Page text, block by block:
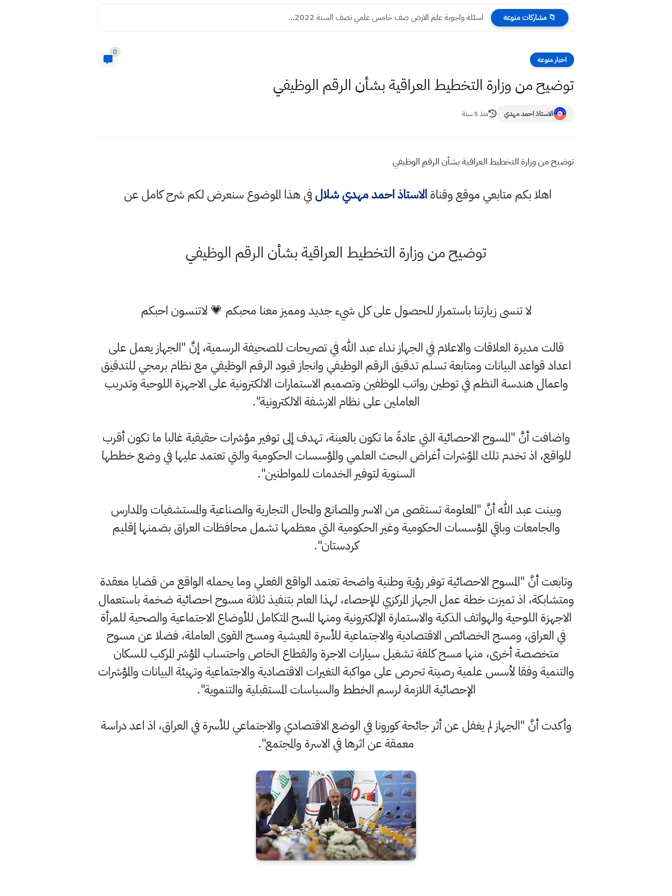
📁 مشاركات منوعه اسئلة واجوبة علم الارض صف خامس علمي نصف السنة 2022...
اخبار منوعه
0
توضيح من وزارة التخطيط العراقية بشأن الرقم الوظيفي
الاستاذ احمد مهدي منذ 5 سنة
توضيح من وزارة التخطيط العراقية بشأن الرقم الوظيفي
اهلا بكم متابعي موقع وقناةالاستاذ احمد مهدي شلالفي هذا الموضوع سنعرض لكم شرح كامل عن
توضيح من وزارة التخطيط العراقية بشأن الرقم الوظيفي
لا تنسى زيارتنا باستمرار للحصول على كل شيء جديد ومميز معنا محبكم 💗 لاتنسون احبكم
قالت مديرة العلاقات والاعلام في الجهاز نداء عبد الله في تصريحات للصحيفة الرسمية، إنَّ "الجهاز يعمل على
اعداد قواعد البيانات ومتابعة تسلم تدقيق الرقم الوظيفي وانجاز قيود الرقم الوظيفي مع نظام برمجي للتدقيق
واعمال هندسة النظم في توطين رواتب الموظفين وتصميم الاستمارات الالكترونية على الاجهزة اللوحية وتدريب
العاملين على نظام الارشفة الالكترونية".
واضافت أنَّ "المسوح الاحصائية التي عادةً ما تكون بالعينة، تهدف إلى توفير مؤشرات حقيقية غالبا ما تكون أقرب
للواقع، اذ تخدم تلك المؤشرات أغراض البحث العلمي والمؤسسات الحكومية والتي تعتمد عليها في وضع خططها
السنوية لتوفير الخدمات للمواطنين".
وبينت عبد الله أنَّ "المعلومة تستقصى من الاسر والمصانع والمحال التجارية والصناعية والمستشفيات والمدارس
والجامعات وباقي المؤسسات الحكومية وغير الحكومية التي معظمها تشمل محافظات العراق بضمنها إقليم
كردستان".
وتابعت أنَّ "المسوح الاحصائية توفر رؤية وطنية واضحة تعتمد الواقع الفعلي وما يحمله الواقع من قضايا معقدة
ومتشابكة، اذ تميزت خطة عمل الجهاز المركزي للإحصاء، لهذا العام بتنفيذ ثلاثة مسوح احصائية ضخمة باستعمال
الاجهزة اللوحية والهواتف الذكية والاستمارة الإلكترونية ومنها المسح المتكامل للأوضاع الاجتماعية والصحية للمرأة
في العراق، ومسح الخصائص الاقتصادية والاجتماعية للأسرة المعيشية ومسح القوى العاملة، فضلا عن مسوح
متخصصة أخرى، منها مسح كلفة تشغيل سيارات الاجرة والقطاع الخاص واحتساب المؤشر المركب للسكان
والتنمية وفقا لأسس علمية رصينة تحرص على مواكبة التغيرات الاقتصادية والاجتماعية وتهيئة البيانات والمؤشرات
الإحصائية اللازمة لرسم الخطط والسياسات المستقبلية والتنموية".
وأكدت أنَّ "الجهاز لم يغفل عن أثر جائحة كورونا في الوضع الاقتصادي والاجتماعي للأسرة في العراق، اذ اعد دراسة
معمقة عن اثرها في الاسرة والمجتمع".